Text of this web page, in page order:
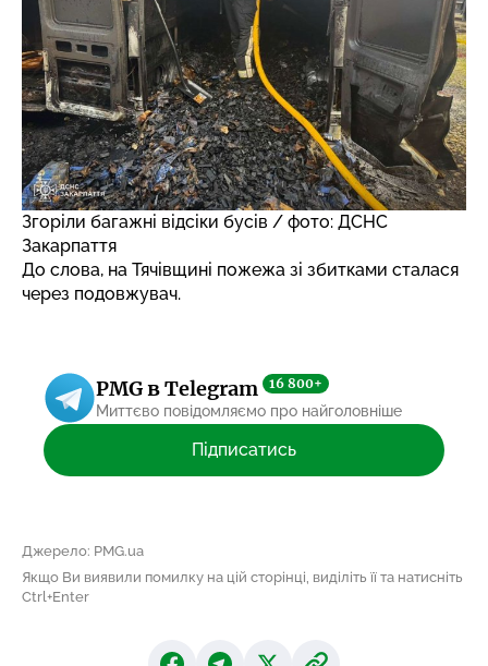
Згоріли багажні відсіки бусів / фото: ДСНС
Закарпаття
До слова, на Тячівщині пожежа зі збитками сталася
через подовжувач.
PMG в Telegram 16 800+
Миттєво повідомляємо про найголовніше
Підписатись
Джерело: PMG.ua
Якщо Ви виявили помилку на цій сторінці, виділіть її та натисніть
Ctrl+Enter